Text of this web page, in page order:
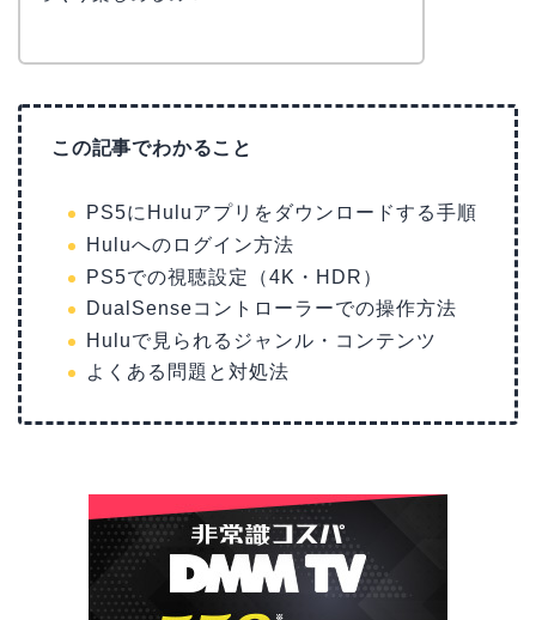
この記事でわかること
PS5にHuluアプリをダウンロードする手順
Huluへのログイン方法
PS5での視聴設定（4K・HDR）
DualSenseコントローラーでの操作方法
Huluで見られるジャンル・コンテンツ
よくある問題と対処法